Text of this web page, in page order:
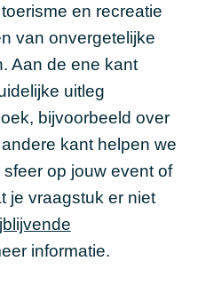
en recreatie
van onvergetelijke
Aan de ene kant
uitleg
bijvoorbeeld over
kant helpen we
op jouw event of
je vraagstuk er niet
informatie.